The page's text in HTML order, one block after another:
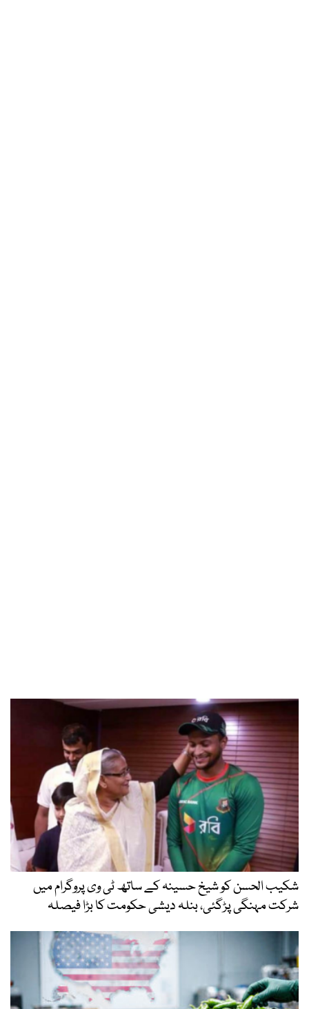
شکیب الحسن کو شیخ حسینہ کے ساتھ ٹی وی پروگرام میں
شرکت مہنگی پڑگئی، بنلہ دیشی حکومت کا بڑا فیصلہ